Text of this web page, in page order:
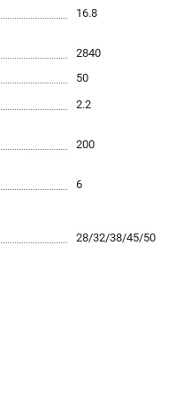
16.8
2840
50
2.2
200
6
28/32/38/45/50